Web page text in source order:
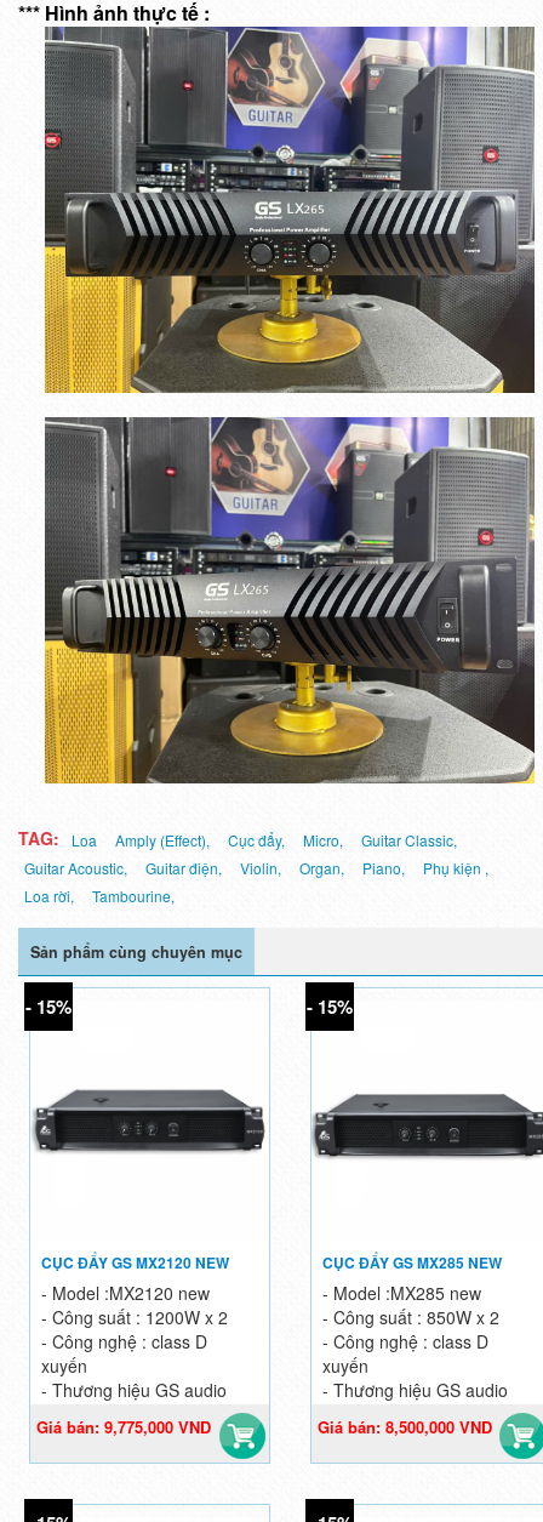
*** Hình ảnh thực tế :
TAG: Loa Amply (Effect), Cục đẩy, Micro,
Guitar Classic,
Guitar Acoustic,
Guitar điện, Violin, Organ, Piano,
Phụ kiện ,
Loa rời,
Tambourine,
Sản phẩm cùng chuyên mục
- 15%
CỤC ĐẨY GS MX2120 NEW
- Model :MX2120 new
- Công suất : 1200W x 2
- Công nghệ : class D
xuyến
- Thương hiệu GS audio
Giá gốc: 11,500,000 VND
Giá bán: 9,775,000 VND
- 15%
CỤC ĐẨY GS MX285 NEW
- Model :MX285 new
- Công suất : 850W x 2
- Công nghệ : class D
xuyến
- Thương hiệu GS audio
Giá gốc: 10,000,000 VND
Giá bán: 8,500,000 VND